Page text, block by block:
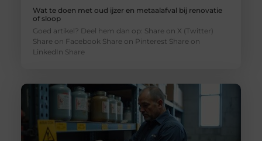
Wat te doen met oud ijzer en metaalafval bij renovatie
of sloop
Goed artikel? Deel hem dan op: Share on X (Twitter)
Share on Facebook Share on Pinterest Share on
LinkedIn Share